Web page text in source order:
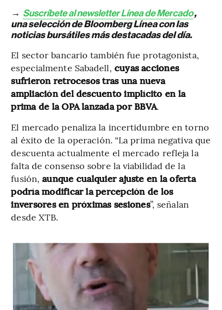
→ Suscríbete al newsletter Línea de Mercado,
una selección de Bloomberg Línea con las
noticias bursátiles más destacadas del día.
El sector bancario también fue protagonista,
especialmente Sabadell, cuyas acciones
sufrieron retrocesos tras una nueva
ampliación del descuento implícito en la
prima de la OPA lanzada por BBVA.
El mercado penaliza la incertidumbre en torno
al éxito de la operación. “La prima negativa que
descuenta actualmente el mercado refleja la
falta de consenso sobre la viabilidad de la
fusión,aunque cualquier ajuste en la oferta
podría modificar la percepción de los
inversores en próximas sesiones”, señalan
desde XTB.